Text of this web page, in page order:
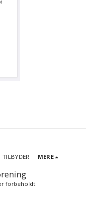
forbeholdt
TILBYDER MERE